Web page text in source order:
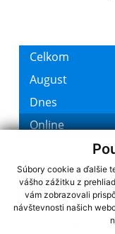
Súbory cookie a ďalšie
vášho zážitku z
vám zobrazovali
návštevnosti našich
využite možnosť
CMS systém (redakčný)